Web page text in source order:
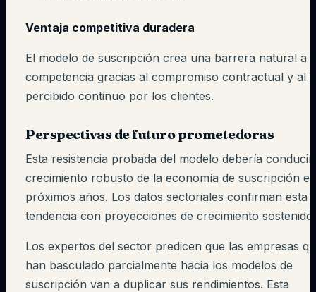
Ventaja competitiva duradera
El modelo de suscripción crea una barrera natural a
competencia gracias al compromiso contractual y al
percibido continuo por los clientes.
Perspectivas de futuro prometedoras
Esta resistencia probada del modelo debería
crecimiento robusto de la economía de suscripción
próximos años. Los datos sectoriales confirman esta
tendencia con proyecciones de crecimiento sostenido.
Los expertos del sector predicen que las empresas
han basculado parcialmente hacia los modelos de
suscripción van a duplicar sus rendimientos. Esta